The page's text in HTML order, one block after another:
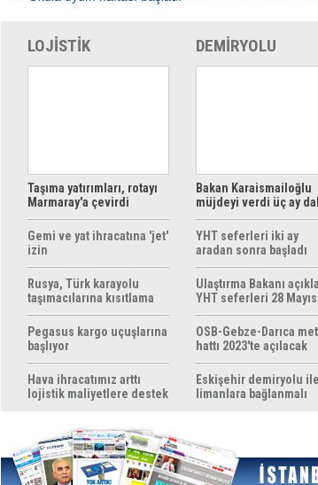
LOJİSTİK
Taşıma yatırımları, rotayı
Marmaray'a çevirdi
Gemi ve yat ihracatına 'jet'
izin
Rusya, Türk karayolu
taşımacılarına kısıtlama
getirebilir
Pegasus kargo uçuşlarına
başlıyor
Hava ihracatımız arttı
lojistik maliyetlere destek
DEMİRYOLU
Bakan Karaismailoğlu
müjdeyi verdi üç ay
ücretsiz
YHT seferleri iki ay
aradan sonra başladı
Ulaştırma Bakanı
YHT seferleri 28
başlıyor
OSB-Gebze-Darıca
hattı 2023'te açılacak
Eskişehir demiryolu ile
limanlara bağlanmalı